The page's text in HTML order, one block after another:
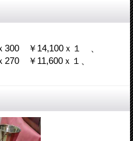
300 ￥14,100ｘ１ 、
￥11,600ｘ１、